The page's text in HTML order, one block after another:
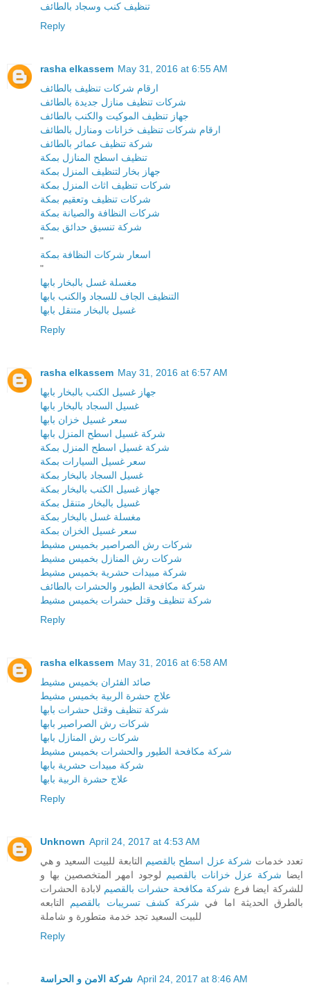
تنظيف كنب وسجاد بالطائف
Reply
rasha elkassem May 31, 2016 at 6:55 AM
ارقام شركات تنظيف بالطائف
شركات تنظيف منازل جديدة بالطائف
جهاز تنظيف الموكيت والكنب بالطائف
ارقام شركات تنظيف خزانات ومنازل بالطائف
شركة تنظيف عمائر بالطائف
تنظيف اسطح المنازل بمكة
جهاز بخار لتنظيف المنزل بمكة
شركات تنظيف اثاث المنزل بمكة
شركات تنظيف وتعقيم بمكة
شركات النظافة والصيانة بمكة
شركة تنسيق حدائق بمكة
"
اسعار شركات النظافة بمكة
"
مغسلة غسل بالبخار بابها
التنظيف الجاف للسجاد والكنب بابها
غسيل بالبخار متنقل بابها
Reply
rasha elkassem May 31, 2016 at 6:57 AM
جهاز غسيل الكنب بالبخار بابها
غسيل السجاد بالبخار بابها
سعر غسيل خزان بابها
شركة غسيل اسطح المنزل بابها
شركة غسيل اسطح المنزل بمكة
سعر غسيل السيارات بمكة
غسيل السجاد بالبخار بمكة
جهاز غسيل الكنب بالبخار بمكة
غسيل بالبخار متنقل بمكة
مغسلة غسل بالبخار بمكة
سعر غسيل الخزان بمكة
شركات رش الصراصير بخميس مشيط
شركات رش المنازل بخميس مشيط
شركة مبيدات حشرية بخميس مشيط
شركة مكافحة الطيور والحشرات بالطائف
شركة تنظيف وقتل حشرات بخميس مشيط
Reply
rasha elkassem May 31, 2016 at 6:58 AM
صائد الفئران بخميس مشيط
علاج حشرة الربية بخميس مشيط
شركة تنظيف وقتل حشرات بابها
شركات رش الصراصير بابها
شركات رش المنازل بابها
شركة مكافحة الطيور والحشرات بخميس مشيط
شركة مبيدات حشرية بابها
علاج حشرة الربية بابها
Reply
Unknown April 24, 2017 at 4:53 AM
تعدد خدمات شركة عزل اسطح بالقصيم التابعة للبيت السعيد و هي
ايضا شركة عزل خزانات بالقصيم
لوجود امهر المتخصصين بها و
للشركة ايضا فرع شركة مكافحة حشرات بالقصيم لابادة الحشرات
بالطرق الحديثة اما في شركة كشف تسريبات بالقصيم
التابعه
للبيت السعيد تجد خدمة متطورة و شاملة
Reply
شركة الامن و الحراسة April 24, 2017 at 8:46 AM